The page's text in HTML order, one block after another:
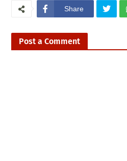
Share
Post a Comment